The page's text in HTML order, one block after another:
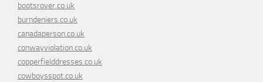
bootsrover.co.uk
burndeniers.co.uk
canadaperson.co.uk
conwayviolation.co.uk
copperfielddresses.co.uk
cowboysspot.co.uk